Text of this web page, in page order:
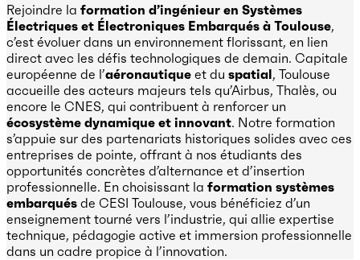
Rejoindre la formation d’ingénieur en Systèmes
Électriques et Électroniques Embarqués à Toulouse,
c’est évoluer dans un environnement florissant, en lien
direct avec les défis technologiques de demain. Capitale
européenne de l’aéronautique et du spatial, Toulouse
accueille des acteurs majeurs tels qu’Airbus, Thalès, ou
encore le CNES, qui contribuent à renforcer un
écosystème dynamique et innovant. Notre formation
s’appuie sur des partenariats historiques solides avec ces
entreprises de pointe, offrant à nos étudiants des
opportunités concrètes d’alternance et d’insertion
professionnelle. En choisissant la formation systèmes
embarqués de CESI Toulouse, vous bénéficiez d’un
enseignement tourné vers l’industrie, qui allie expertise
technique, pédagogie active et immersion professionnelle
dans un cadre propice à l’innovation.